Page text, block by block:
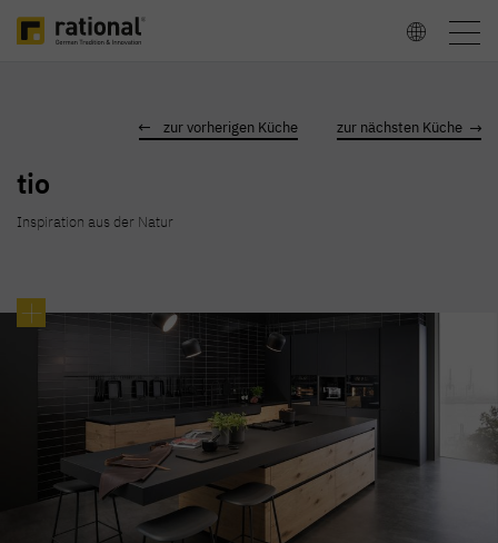
Sprache
wählen
zur vorherigen Küche zur nächsten Küche
tio
Inspiration aus der Natur